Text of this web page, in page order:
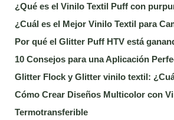
¿Qué es el Vinilo Textil Puff con
¿Cuál es el Mejor Vinilo Textil para
Por qué el Glitter Puff HTV está
10 Consejos para una Aplicación
Glitter Flock y Glitter vinilo textil:
Cómo Crear Diseños Multicolor con
Termotransferible